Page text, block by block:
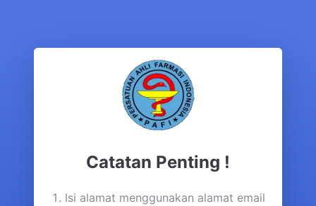
Catatan Penting !
Isi alamat menggunakan alamat email